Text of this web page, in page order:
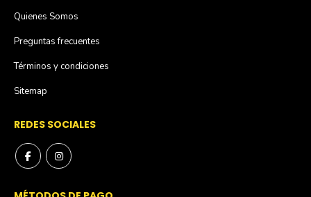
Quienes Somos
Preguntas frecuentes
Términos y condiciones
Sitemap
REDES SOCIALES